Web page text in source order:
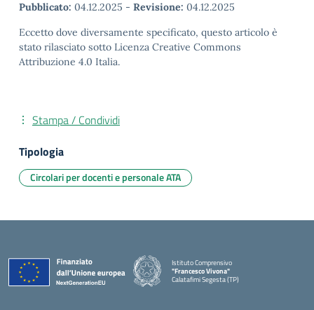
Pubblicato: 04.12.2025 - Revisione: 04.12.2025
Eccetto dove diversamente specificato, questo articolo è
stato rilasciato sotto Licenza Creative Commons
Attribuzione 4.0 Italia.
Stampa / Condividi
Tipologia
Circolari per docenti e personale ATA
Istituto Comprensivo
"Francesco Vivona"
Calatafimi Segesta (TP)
— Visita la pagina iniziale della scuola